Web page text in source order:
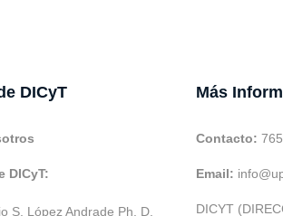
DICyT
DICyT:
S. López Andrade Ph. D.
Más
Contacto:
Email:
DICYT